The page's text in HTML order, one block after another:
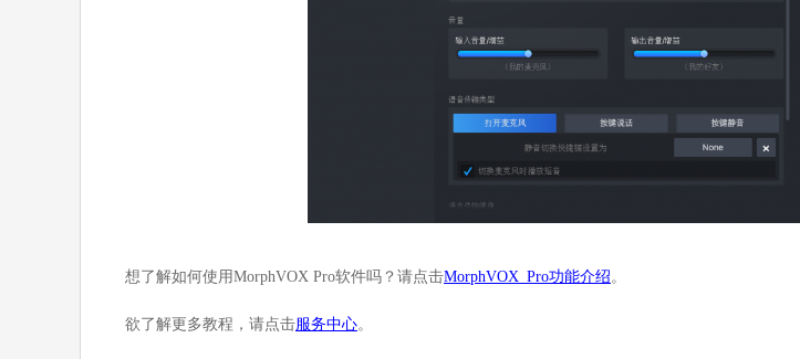
想了解如何使用MorphVOX Pro软件吗？请点击MorphVOX Pro功能介绍。
欲了解更多教程，请点击服务中心。